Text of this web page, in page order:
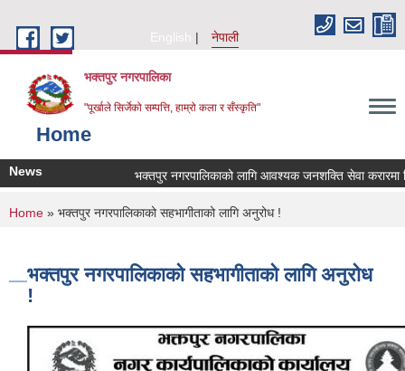
English
नेपाली
भक्तपुर नगरपालिका
"पूर्खाले सिर्जेको सम्पत्ति, हाम्रो कला र सँस्कृति"
Home
News भक्तपुर नगरपालिकाको लागि आवश्यक जनशक्ति सेवा करारमा
You are here
Home » भक्तपुर नगरपालिकाको सहभागीताको लागि अनुरोध !
भक्तपुर नगरपालिकाको सहभागीताको लागि अनुरोध
!